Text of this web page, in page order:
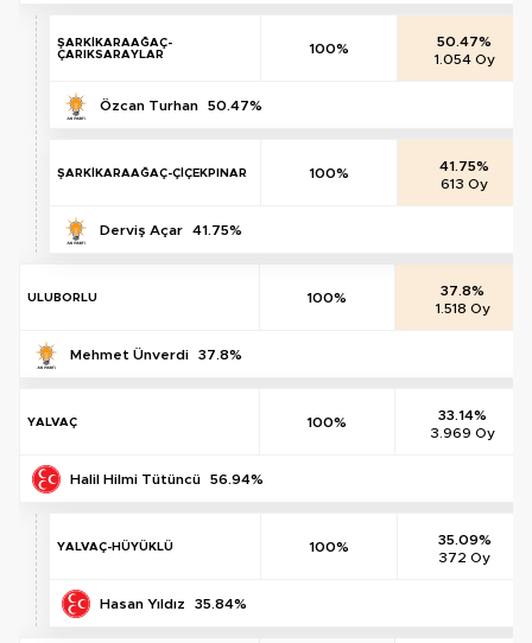
ŞARKİKARAAĞAÇ-
ÇARIKSARAYLAR
100%
50.47%
1.054 Oy
Özcan Turhan 50.47%
ŞARKİKARAAĞAÇ-ÇİÇEKPINAR 100%
41.75%
613 Oy
Derviş Açar 41.75%
ULUBORLU 100%
37.8%
1.518 Oy
Mehmet Ünverdi 37.8%
YALVAÇ 100%
33.14%
3.969 Oy
Halil Hilmi Tütüncü 56.94%
YALVAÇ-HÜYÜKLÜ 100%
35.09%
372 Oy
Hasan Yıldız 35.84%